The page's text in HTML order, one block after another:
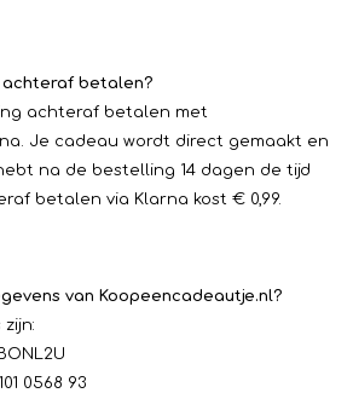
achteraf betalen?
achteraf betalen met
Je cadeau wordt direct gemaakt en
na de bestelling 14 dagen de tijd
betalen via Klarna kost € 0,99.
van Koopeencadeautje.nl?
0568 93